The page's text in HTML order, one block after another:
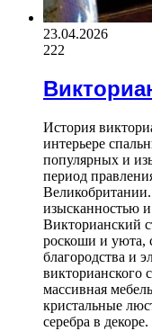
23.04.2026
222
История
интерьере
популярных и
период
изысканностью
Викторианский
роскоши и уюта,
благородства и
викторианского
массивная
кристальные
серебра в